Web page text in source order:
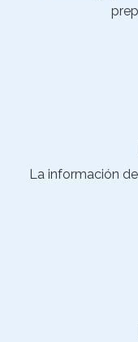
La información